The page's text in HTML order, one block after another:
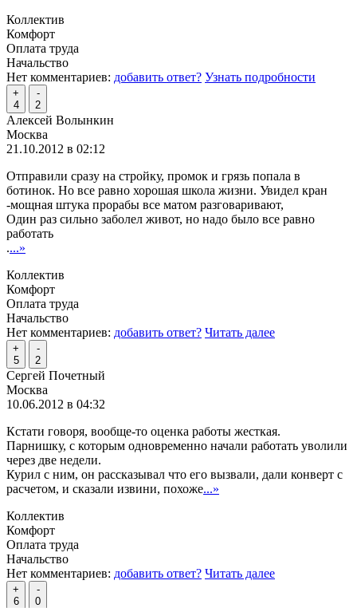
Коллектив
Комфорт
Оплата труда
Начальство
Нет комментариев: добавить ответ? Узнать подробности
+
4
-
2
Алексей Волынкин
Москва
21.10.2012 в 02:12
Отправили сразу на стройку, промок и грязь попала в
ботинок. Но все равно хорошая школа жизни. Увидел кран
-мощная штука прорабы все матом разговаривают,
Один раз сильно заболел живот, но надо было все равно
работать
....»
Коллектив
Комфорт
Оплата труда
Начальство
Нет комментариев: добавить ответ? Читать далее
+
5
-
2
Сергей Почетный
Москва
10.06.2012 в 04:32
Кстати говоря, вообще-то оценка работы жесткая.
Парнишку, с которым одновременно начали работать уволили
через две недели.
Курил с ним, он рассказывал что его вызвали, дали конверт с
расчетом, и сказали извини, похоже...»
Коллектив
Комфорт
Оплата труда
Начальство
Нет комментариев: добавить ответ? Читать далее
+
6
-
0